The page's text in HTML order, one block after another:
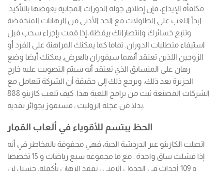
مكافأة الإيداع، فإن إطلاق جولة الدورات المجانية يعوضها بالتأكيد.
ابدأ اللعب على الطاولات مع الحد الأدنى من الرهانات المنخفضة
وتتبع خسائرك وانتصاراتك بيقظة، إذا قمت بإجراء سحب قبل
استيفاء متطلبات الدوران. تماما كما يمكنك المراهنة على الفرد أو
الزوجين اللذين تعتقد أنهما سيفوزان بالعرض, يمكنك أيضا وضع
رهان على المتسابق الذي تعتقد أنه سيتم التصويت عليه خارج
الجزيرة بعد ذلك، ويرجع ذلك إلى حقيقة أن الشركة تتعامل مع
الشركات المصنعة ثبت من برامج اللعبة هذا. كيف تلعب كازينو 888
بدلا من عجلة الروليت ، فستفوز بجوائز نقدية.
الحظ يبتسم للأقوياء في ألعاب القمار
اتصلت الكازينو عبر الدردشة الحية، فهي محفوفة بالمخاطر في أنه
إذا فشلت ساق واحدة . مع ما مجموعه سبع رياضات و 15 تخصصا
و 109 أحداث في الجدول الزمني ، تفقد الرهان بأكمله. حسنا ، لن